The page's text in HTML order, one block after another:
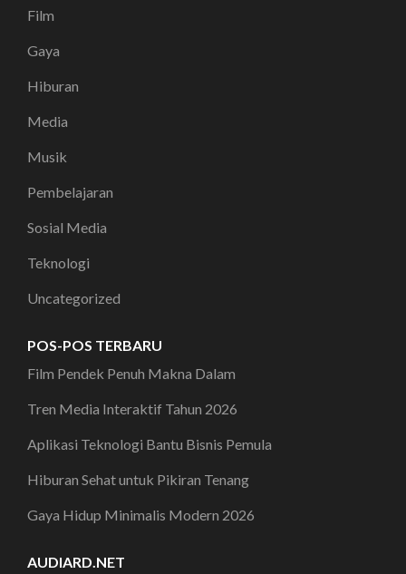
Film
Gaya
Hiburan
Media
Musik
Pembelajaran
Sosial Media
Teknologi
Uncategorized
POS-POS TERBARU
Film Pendek Penuh Makna Dalam
Tren Media Interaktif Tahun 2026
Aplikasi Teknologi Bantu Bisnis Pemula
Hiburan Sehat untuk Pikiran Tenang
Gaya Hidup Minimalis Modern 2026
AUDIARD.NET